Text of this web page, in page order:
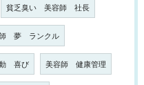
貧乏臭い 美容師 社長
夢 ランクル
喜び 美容師 健康管理